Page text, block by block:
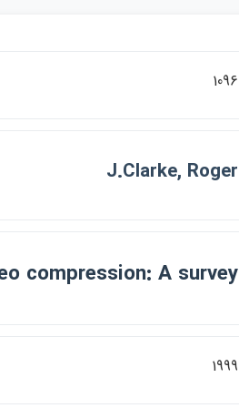
1096
J.Clarke, Roger
compression: A survey
1999